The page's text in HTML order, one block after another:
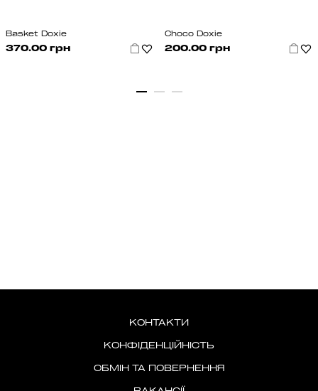
Basket Doxie
370.00 грн
Choco Doxie
200.00 грн
КОНТАКТИ
КОНФІДЕНЦІЙНІСТЬ
ОБМІН ТА ПОВЕРНЕННЯ